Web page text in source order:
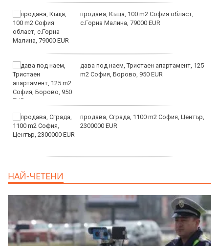
продава, Къща, 100 m2 София област,
с.Горна Малина, 79000 EUR
дава под наем, Тристаен апартамент, 125
m2 София, Борово, 950 EUR
продава, Сграда, 1100 m2 София, Център,
2300000 EUR
НАЙ-ЧЕТЕНИ